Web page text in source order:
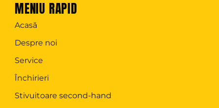
MENIU RAPID
Acasă
Despre noi
Service
Închirieri
Stivuitoare second-hand